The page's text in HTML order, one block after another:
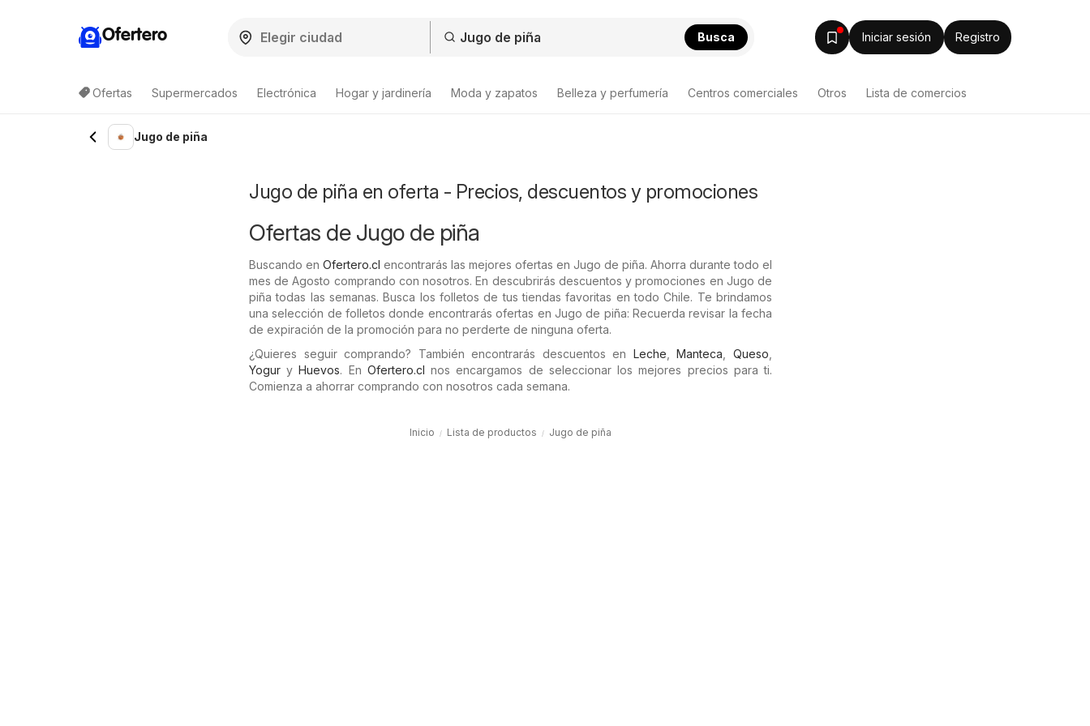
Ofertero Busca Iniciar sesión Registro
Ofertas Supermercados Electrónica Hogar y jardinería Moda y zapatos Belleza y perfumería Centros comerciales Otros Lista de comercios
Lista de productos
Jugo de piña
Jugo de piña en oferta - Precios, descuentos y promociones
Ofertas de Jugo de piña
Buscando en Ofertero.cl encontrarás las mejores ofertas en Jugo de piña. Ahorra durante todo el
mes de Agosto comprando con nosotros. En descubrirás descuentos y promociones en Jugo de
piña todas las semanas. Busca los folletos de tus tiendas favoritas en todo Chile. Te brindamos
una selección de folletos donde encontrarás ofertas en Jugo de piña: Recuerda revisar la fecha
de expiración de la promoción para no perderte de ninguna oferta.
¿Quieres seguir comprando? También encontrarás descuentos en Leche ,Manteca ,Queso
Yogur yHuevos. En Ofertero.cl nos encargamos de seleccionar los mejores precios para ti.
Comienza a ahorrar comprando con nosotros cada semana.
Inicio Lista de productos Jugo de piña